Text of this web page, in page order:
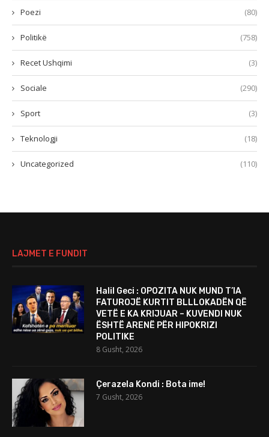
Poezi (80)
Politikë (758)
Recet Ushqimi (3)
Sociale (290)
Sport (3)
Teknologji (18)
Uncategorized (110)
LAJMET E FUNDIT
Halil Geci : OPOZITA NUK MUND T’IA
FATUROJË KURTIT BLLLOKADËN QË
VETË E KA KRIJUAR – KUVENDI NUK
ËSHTË ARENË PËR HIPOKRIZI
POLITIKE
8 Gusht, 2026
Çerazela Kondi : Bota ime!
7 Gusht, 2026